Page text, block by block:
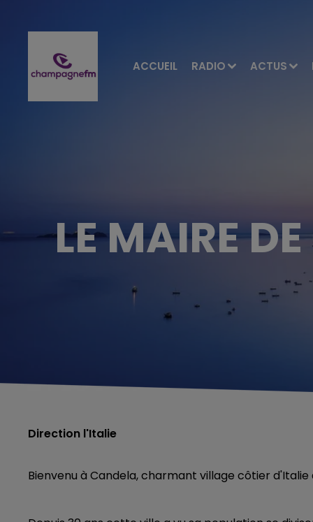
ACCUEIL RADIO ACTUS
LE MAIRE
Direction l'Italie
Bienvenu à Candela, charmant village côtier